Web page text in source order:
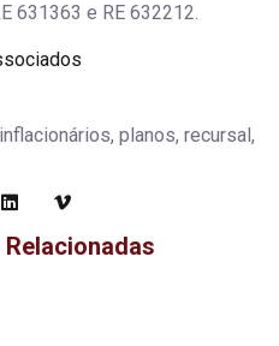
631363 e RE 632212.
planos, recursal,